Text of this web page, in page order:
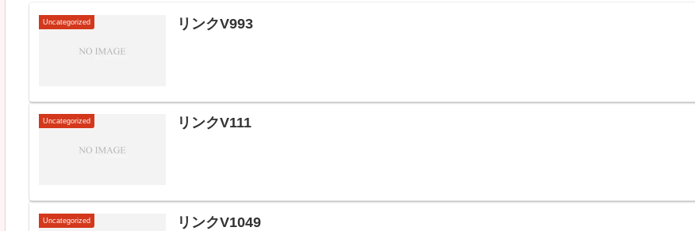
Uncategorized リンクV993
Uncategorized リンクV111
Uncategorized リンクV1049